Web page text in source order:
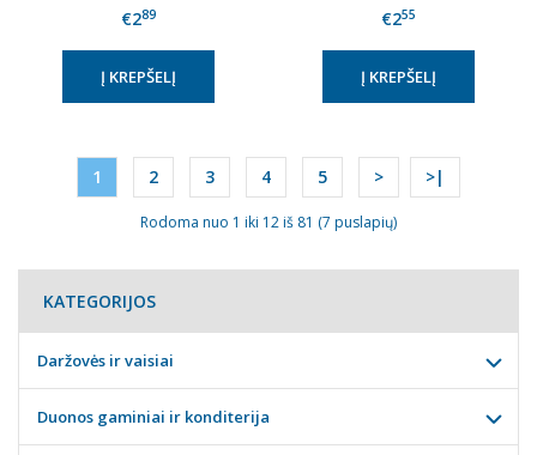
€289
€255
1 2 3 4 5 > >|
Rodoma nuo 1 iki 12 iš 81 (7 puslapių)
KATEGORIJOS
Daržovės ir vaisiai
Duonos gaminiai ir konditerija